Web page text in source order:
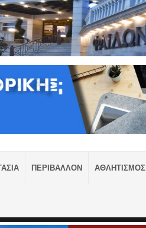
ΠΕΡΙΒΑΛΛΟΝ ΑΘΛΗΤΙΣΜΟΣ